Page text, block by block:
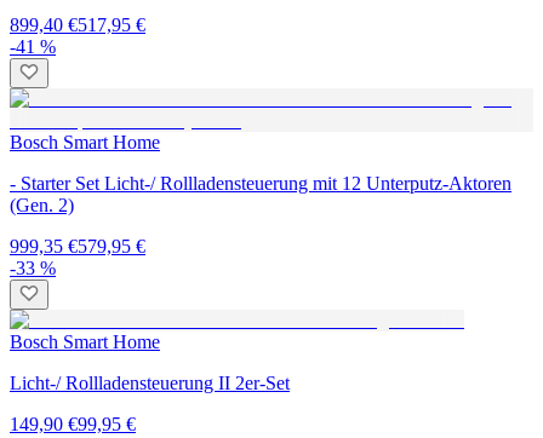
899,40 €517,95 €
-41 %
Bosch Smart Home
- Starter Set Licht-/ Rollladensteuerung mit 12 Unterputz-Aktoren
(Gen. 2)
999,35 €579,95 €
-33 %
Bosch Smart Home
Licht-/ Rollladensteuerung II 2er-Set
149,90 €99,95 €